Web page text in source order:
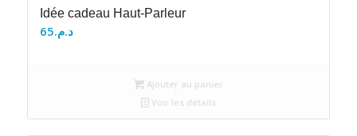
Idée cadeau Haut-Parleur
د.م.65
Ajouter au panier
Voir les détails